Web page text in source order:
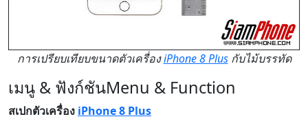
การเปรียบเทียบขนาดตัวเครื่องiPhone 8 Plusกับไม้บรรทัด
เมนู & ฟังก์ชันMenu & Function
สเปกตัวเครื่อง iPhone 8 Plus